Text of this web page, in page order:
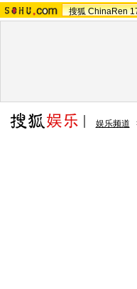
搜狐 ChinaRen
娱乐频道